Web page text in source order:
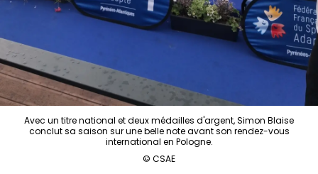
Avec un titre national et deux médailles d'argent, Simon Blaise
conclut sa saison sur une belle note avant son rendez-vous
international en Pologne.
© CSAE